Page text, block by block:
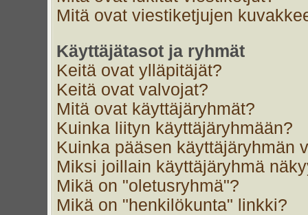
Mitä ovat viestiketjujen
Käyttäjätasot ja ryhmät
Keitä ovat ylläpitäjät?
Keitä ovat valvojat?
Mitä ovat käyttäjäryhmät?
Kuinka liityn käyttäjäryhmään?
Kuinka pääsen käyttäjäryhmän
Miksi joillain käyttäjäryhmä
Mikä on "oletusryhmä"?
Mikä on "henkilökunta" linkki?